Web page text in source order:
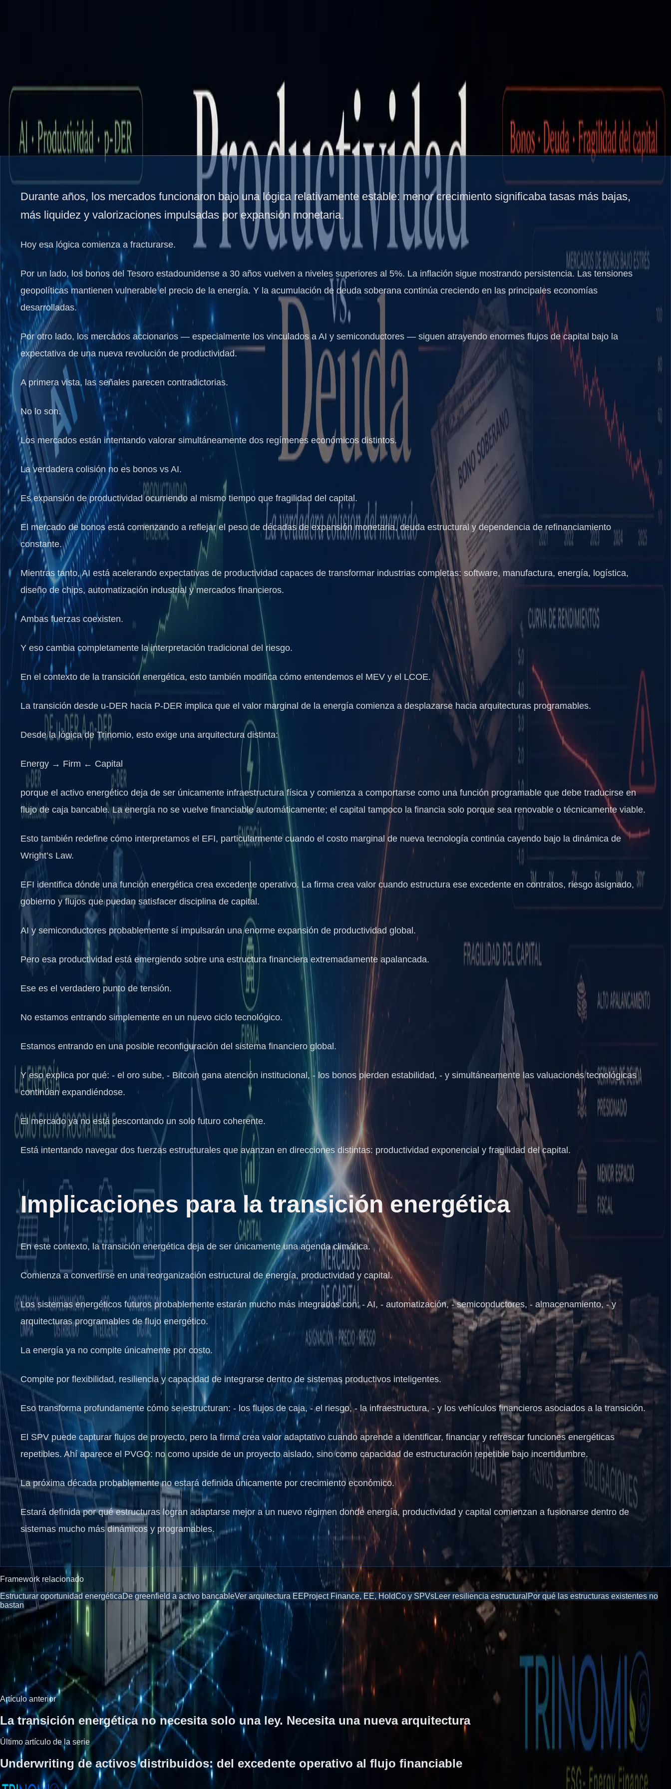
Mercados de Capital
La verdadera colisión del mercado no es bonos vs AI
Los mercados están intentando valorar simultáneamente productividad y fragilidad del capital.
20 de mayo de 2026 Oscar Luis Chaves
Durante años, los mercados funcionaron bajo una lógica relativamente estable: menor crecimiento significaba tasas más bajas,
más liquidez y valorizaciones impulsadas por expansión monetaria.
Hoy esa lógica comienza a fracturarse.
Por un lado, los bonos del Tesoro estadounidense a 30 años vuelven a niveles superiores al 5%. La inflación sigue mostrando persistencia. Las tensiones
geopolíticas mantienen vulnerable el precio de la energía. Y la acumulación de deuda soberana continúa creciendo en las principales economías
desarrolladas.
Por otro lado, los mercados accionarios — especialmente los vinculados a AI y semiconductores — siguen atrayendo enormes flujos de capital bajo la
expectativa de una nueva revolución de productividad.
A primera vista, las señales parecen contradictorias.
No lo son.
Los mercados están intentando valorar simultáneamente dos regímenes económicos distintos.
La verdadera colisión no es bonos vs AI.
Es expansión de productividad ocurriendo al mismo tiempo que fragilidad del capital.
El mercado de bonos está comenzando a reflejar el peso de décadas de expansión monetaria, deuda estructural y dependencia de refinanciamiento
constante.
Mientras tanto, AI está acelerando expectativas de productividad capaces de transformar industrias completas: software, manufactura, energía, logística,
diseño de chips, automatización industrial y mercados financieros.
Ambas fuerzas coexisten.
Y eso cambia completamente la interpretación tradicional del riesgo.
En el contexto de la transición energética, esto también modifica cómo entendemos el MEV y el LCOE.
La transición desde u-DER hacia P-DER implica que el valor marginal de la energía comienza a desplazarse hacia arquitecturas programables.
Desde la lógica de Trinomio, esto exige una arquitectura distinta:
Energy → Firm ← Capital
porque el activo energético deja de ser únicamente infraestructura física y comienza a comportarse como una función programable que debe traducirse en
flujo de caja bancable. La energía no se vuelve financiable automáticamente; el capital tampoco la financia solo porque sea renovable o técnicamente viable.
Esto también redefine cómo interpretamos el EFI, particularmente cuando el costo marginal de nueva tecnología continúa cayendo bajo la dinámica de
Wright’s Law.
EFI identifica dónde una función energética crea excedente operativo. La firma crea valor cuando estructura ese excedente en contratos, riesgo asignado,
gobierno y flujos que puedan satisfacer disciplina de capital.
AI y semiconductores probablemente sí impulsarán una enorme expansión de productividad global.
Pero esa productividad está emergiendo sobre una estructura financiera extremadamente apalancada.
Ese es el verdadero punto de tensión.
No estamos entrando simplemente en un nuevo ciclo tecnológico.
Estamos entrando en una posible reconfiguración del sistema financiero global.
Y eso explica por qué: - el oro sube, - Bitcoin gana atención institucional, - los bonos pierden estabilidad, - y simultáneamente las valuaciones tecnológicas
continúan expandiéndose.
El mercado ya no está descontando un solo futuro coherente.
Está intentando navegar dos fuerzas estructurales que avanzan en direcciones distintas: productividad exponencial y fragilidad del capital.
Implicaciones para la transición energética
En este contexto, la transición energética deja de ser únicamente una agenda climática.
Comienza a convertirse en una reorganización estructural de energía, productividad y capital.
Los sistemas energéticos futuros probablemente estarán mucho más integrados con: - AI, - automatización, - semiconductores, - almacenamiento, - y
arquitecturas programables de flujo energético.
La energía ya no compite únicamente por costo.
Compite por flexibilidad, resiliencia y capacidad de integrarse dentro de sistemas productivos inteligentes.
Eso transforma profundamente cómo se estructuran: - los flujos de caja, - el riesgo, - la infraestructura, - y los vehículos financieros asociados a la transición.
El SPV puede capturar flujos de proyecto, pero la firma crea valor adaptativo cuando aprende a identificar, financiar y refrescar funciones energéticas
repetibles. Ahí aparece el PVGO: no como upside de un proyecto aislado, sino como capacidad de estructuración repetible bajo incertidumbre.
La próxima década probablemente no estará definida únicamente por crecimiento económico.
Estará definida por qué estructuras logran adaptarse mejor a un nuevo régimen donde energía, productividad y capital comienzan a fusionarse dentro de
sistemas mucho más dinámicos y programables.
Framework relacionado
Estructurar oportunidad energéticaDe greenfield a activo bancableVer arquitectura EEProject Finance, EE, HoldCo y SPVsLeer resiliencia estructural Por qué las estructuras existentes no
bastan
Navegación de lectura
Continuar desde la serie institucional.
Volver a Insights
Artículos adyacentes
Artículo anterior
La transición energética no necesita solo una ley. Necesita una nueva arquitectura
Último artículo de la serie
Underwriting de activos distribuidos: del excedente operativo al flujo financiable